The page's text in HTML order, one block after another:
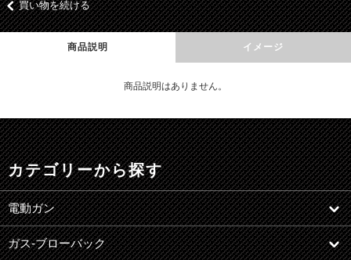
買い物を続ける
商品説明 イメージ
商品説明はありません。
カテゴリーから探す
電動ガン
ガス-ブローバック